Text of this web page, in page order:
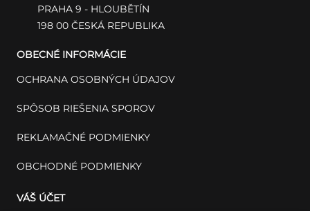
PRAHA 9 - HLOUBĚTÍN
198 00 ČESKÁ REPUBLIKA
OBECNÉ INFORMÁCIE
OCHRANA OSOBNÝCH ÚDAJOV
SPÔSOB RIEŠENIA SPOROV
REKLAMAČNÉ PODMIENKY
OBCHODNÉ PODMIENKY
VÁŠ ÚČET